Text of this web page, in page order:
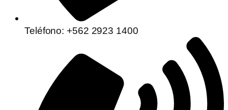
Teléfono: +562 2923 1400